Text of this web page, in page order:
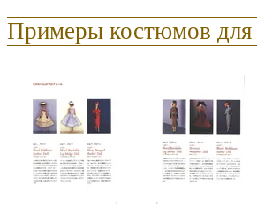
Примеры костюмов для